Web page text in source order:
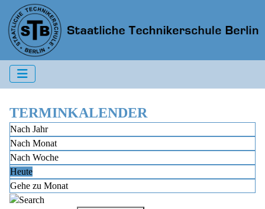
TERMINKALENDER
Nach Jahr
Nach Monat
Nach Woche
Heute
Gehe zu Monat